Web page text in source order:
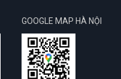
GOOGLE MAP HÀ NỘI